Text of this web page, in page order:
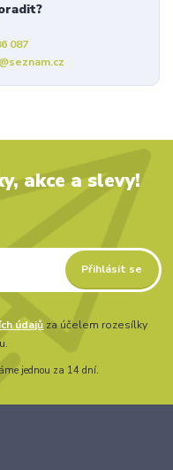
087
akce a slevy!
Přihlásit se
údajů za účelem rozesílky
jednou za 14 dní.